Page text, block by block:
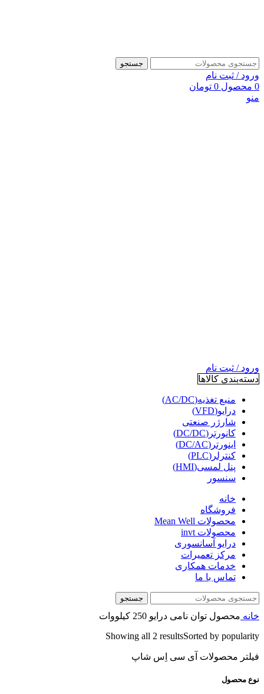
جستجو
ورود / ثبت نام
0 محصول 0 تومان
منو
ورود / ثبت نام
دسته‌بندی کالاها
منبع تغذیه(AC/DC)
درایو(VFD)
شارژر صنعتی
کانورتر(DC/DC)
اینورتر(DC/AC)
کنترلر(PLC)
پنل لمسی(HMI)
سنسور
خانه
فروشگاه
محصولات Mean Well
محصولات invt
درایو آسانسوری
مرکز تعمیرات
خدمات همکاری
تماس با ما
جستجو
خانه محصول توان نامی درایو 250 کیلووات
Showing all 2 resultsSorted by popularity
فیلتر محصولات آی سی اِس شاپ
نوع محصول